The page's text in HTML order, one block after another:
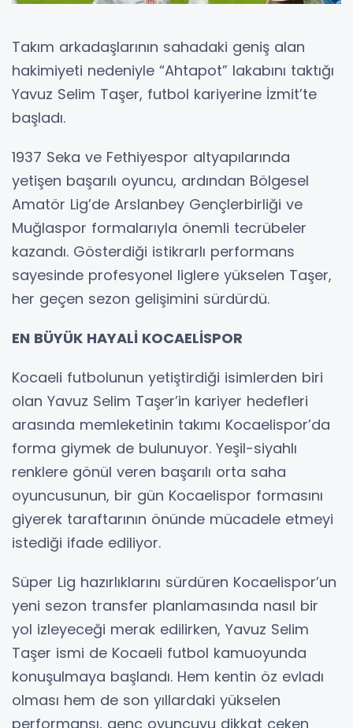
Takım arkadaşlarının sahadaki geniş alan
hakimiyeti nedeniyle “Ahtapot” lakabını taktığı
Yavuz Selim Taşer, futbol kariyerine İzmit’te
başladı.
1937 Seka ve Fethiyespor altyapılarında
yetişen başarılı oyuncu, ardından Bölgesel
Amatör Lig’de Arslanbey Gençlerbirliği ve
Muğlaspor formalarıyla önemli tecrübeler
kazandı. Gösterdiği istikrarlı performans
sayesinde profesyonel liglere yükselen Taşer,
her geçen sezon gelişimini sürdürdü.
EN BÜYÜK HAYALİ KOCAELİSPOR
Kocaeli futbolunun yetiştirdiği isimlerden biri
olan Yavuz Selim Taşer’in kariyer hedefleri
arasında memleketinin takımı Kocaelispor’da
forma giymek de bulunuyor. Yeşil-siyahlı
renklere gönül veren başarılı orta saha
oyuncusunun, bir gün Kocaelispor formasını
giyerek taraftarının önünde mücadele etmeyi
istediği ifade ediliyor.
Süper Lig hazırlıklarını sürdüren Kocaelispor’un
yeni sezon transfer planlamasında nasıl bir
yol izleyeceği merak edilirken, Yavuz Selim
Taşer ismi de Kocaeli futbol kamuoyunda
konuşulmaya başlandı. Hem kentin öz evladı
olması hem de son yıllardaki yükselen
performansı, genç oyuncuyu dikkat çeken